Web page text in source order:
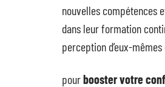
nouvelles compétences
dans leur formation
perception d’eux-
pourbooster votre